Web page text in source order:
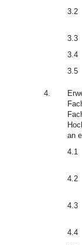
3.2
3.3
3.4
3.5
4.
an
4.1
4.2
4.3
4.4